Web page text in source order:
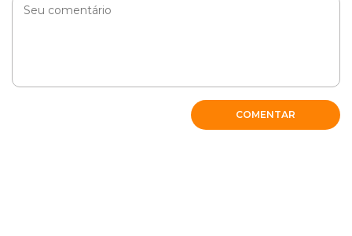
COMENTAR